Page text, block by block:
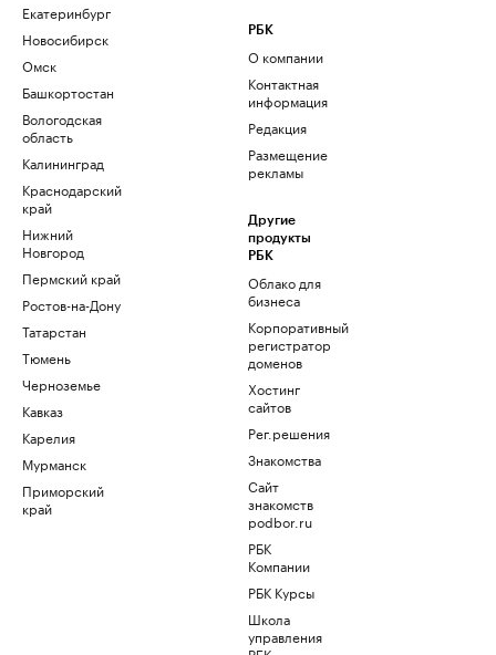
Екатеринбург
Новосибирск
Омск
Башкортостан
Вологодская
область
Калининград
Краснодарский
край
Нижний
Новгород
Пермский край
Ростов-на-Дону
Татарстан
Тюмень
Черноземье
Кавказ
Карелия
Мурманск
Приморский
край
РБК
О компании
Контактная
информация
Редакция
Размещение
рекламы
Другие
продукты
РБК
Облако для
бизнеса
Корпоративный
регистратор
доменов
Хостинг
сайтов
Рег.решения
Знакомства
Сайт
знакомств
podbor.ru
РБК
Компании
РБК Курсы
Школа
управления